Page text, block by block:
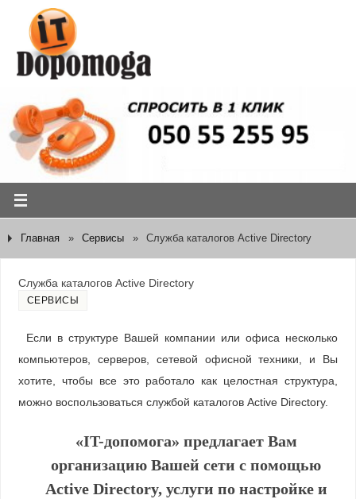
Главная » Сервисы » Служба каталогов Active Directory
Служба каталогов Active Directory
СЕРВИСЫ
Если в структуре Вашей компании или офиса несколько
компьютеров, серверов, сетевой офисной техники, и Вы
хотите, чтобы все это работало как целостная структура,
можно воспользоваться службой каталогов Active Directory.
«IT-допомога» предлагает Вам
организацию Вашей сети с помощью
Active Directory, услуги по настройке и